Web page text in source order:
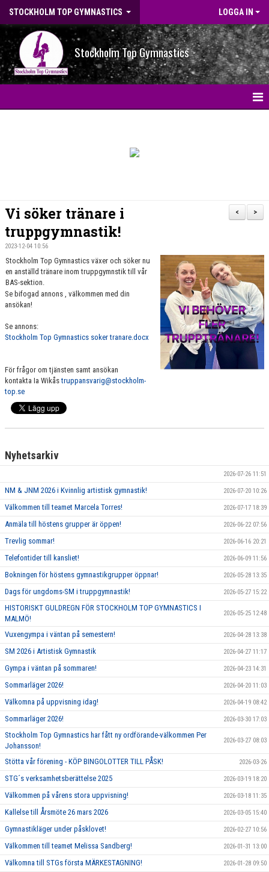
STOCKHOLM TOP GYMNASTICS LOGGA IN
Stockholm Top Gymnastics
OM FÖRENINGEN
VÄRDEGRUND
FÖRENINGSPRODUKTER
KONTAKT
>
<
Vi söker tränare i
truppgymnastik!
2023-12-04 10:56
Stockholm Top Gymnastics växer och söker nu
en anställd tränare inom truppgymnstik till vår
BAS-sektion.
Se bifogad annons , välkommen med din
ansökan!
Se annons:
Stockholm Top Gymnastics soker tranare.docx
För frågor om tjänsten samt ansökan
kontakta Ia Wikåstruppansvarig@stockholm-
top.se
Nyhetsarkiv
2026-07-26 11:51
NM & JNM 2026 i Kvinnlig artistisk gymnastik! 2026-07-20 10:26
Välkommen till teamet Marcela Torres! 2026-07-17 18:39
Anmäla till höstens grupper är öppen! 2026-06-22 07:56
Trevlig sommar! 2026-06-16 20:21
Telefontider till kansliet! 2026-06-09 11:56
Bokningen för höstens gymnastikgrupper öppnar! 2026-05-28 13:35
Dags för ungdoms-SM i truppgymnastik! 2026-05-27 15:22
HISTORISKT GULDREGN FÖR STOCKHOLM TOP GYMNASTICS I
MALMÖ!
2026-05-25 12:48
Vuxengympa i väntan på semestern! 2026-04-28 13:38
SM 2026 i Artistisk Gymnastik 2026-04-27 11:17
Gympa i väntan på sommaren! 2026-04-23 14:31
Sommarläger 2026! 2026-04-20 11:03
Välkomna på uppvisning idag! 2026-04-19 08:42
Sommarläger 2026! 2026-03-30 17:03
Stockholm Top Gymnastics har fått ny ordförande-välkommen Per
Johansson!
2026-03-27 08:03
Stötta vår förening - KÖP BINGOLOTTER TILL PÅSK! 2026-03-26
STG´s verksamhetsberättelse 2025 2026-03-19 18:20
Välkommen på vårens stora uppvisning! 2026-03-18 11:35
Kallelse till Årsmöte 26 mars 2026 2026-03-05 15:40
Gymnastikläger under påsklovet! 2026-02-27 10:56
Välkommen till teamet Melissa Sandberg! 2026-01-31 13:00
Välkomna till STGs första MÄRKESTAGNING! 2026-01-28 09:50